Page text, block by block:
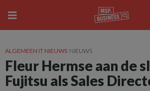
ALGEMEEN IT NIEUWS NIEUWS
Fleur Hermse aan de
Fujitsu als Sales